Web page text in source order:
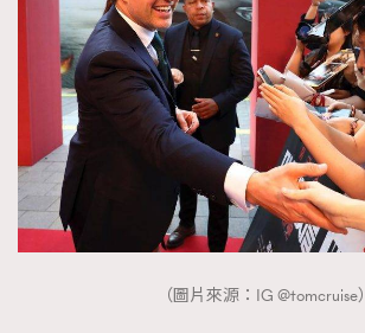
（圖片來源：IG @tomcruise）